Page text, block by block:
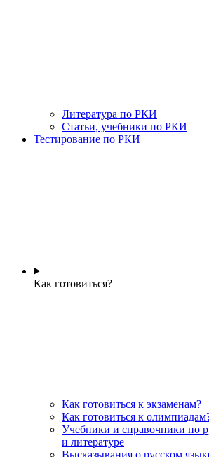
Литература по РКИ
Статьи, учебники по РКИ
Тестирование по РКИ
Как готовиться?
Как готовиться к экзаменам?
Как готовиться к
Учебники и справочники по
и литературе
Высказывания о русском